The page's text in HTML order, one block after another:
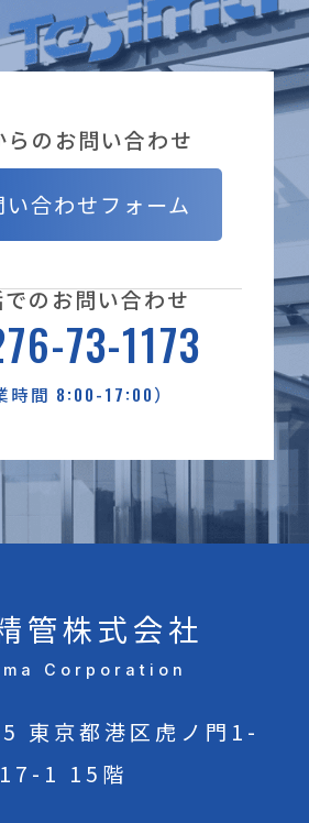
らのお問い合わせ
い合わせフォーム
のお問い合わせ
73-1173
時間 8:00-17:00）
管株式会社
Corporation
東京都港区虎ノ門1-
17-1 15階